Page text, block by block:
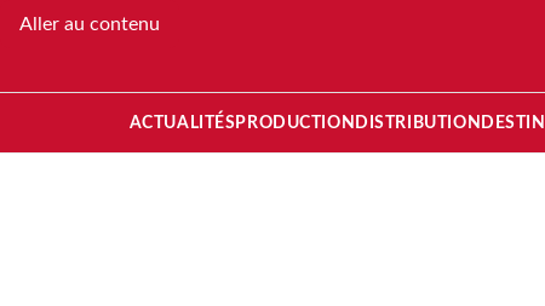
Aller au contenu
ACTUALITÉS PRODUCTION DISTRIBUTION